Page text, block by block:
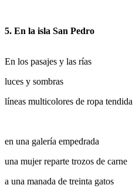
5. En la isla San Pedro
En los pasajes y las rías
luces y sombras
líneas multicolores de ropa tendida
en una galería empedrada
una mujer reparte trozos de carne
a una manada de treinta gatos